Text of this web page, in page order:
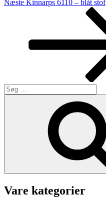
Næste
Næste Kinnarps 6110 – blåt stof
Søg
efter:
Vare kategorier